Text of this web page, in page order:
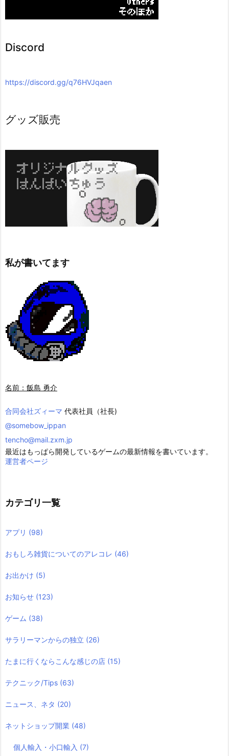
Discord
https://discord.gg/q76HVJqaen
グッズ販売
私が書いてます
名前：飯島 勇介
合同会社ズィーマ 代表社員（社長)
@somebow_ippan
tencho@mail.zxm.jp
最近はもっぱら開発しているゲームの最新情報を書いています。
運営者ページ
カテゴリ一覧
アプリ (98)
おもしろ雑貨についてのアレコレ (46)
お出かけ (5)
お知らせ (123)
ゲーム (38)
サラリーマンからの独立 (26)
たまに行くならこんな感じの店 (15)
テクニック/Tips (63)
ニュース、ネタ (20)
ネットショップ開業 (48)
個人輸入・小口輸入 (7)